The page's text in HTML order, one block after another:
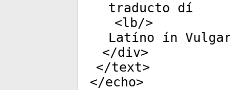
traducto dí
<lb/>
Latíno ín
</div>
</text>
</echo>